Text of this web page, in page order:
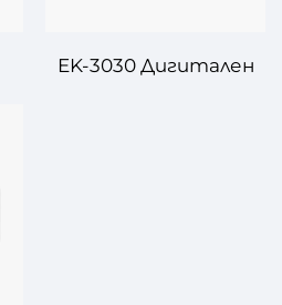
EK-3030 Дигитален